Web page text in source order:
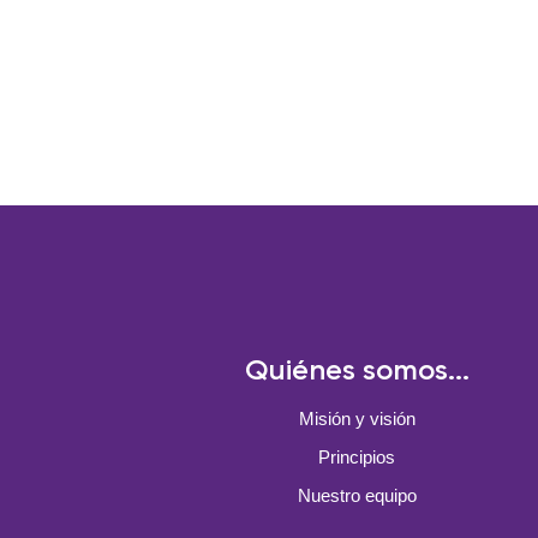
Quiénes somos...
Misión y visión
Principios
Nuestro equipo